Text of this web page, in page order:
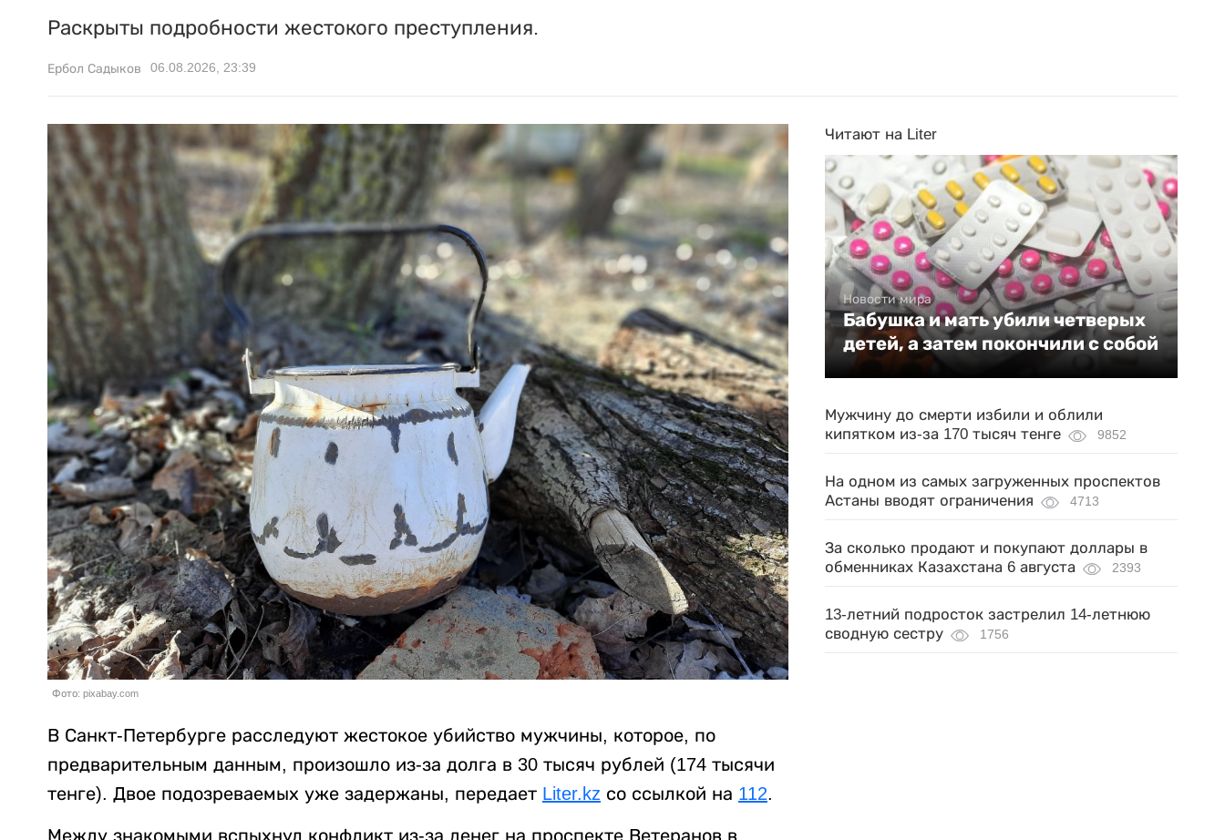
Раскрыты подробности жестокого преступления.
Ербол Садыков 06.08.2026, 23:39
Фото: pixabay.com
В Санкт-Петербурге расследуют жестокое убийство мужчины, которое, по
предварительным данным, произошло из-за долга в 30 тысяч рублей (174 тысячи
тенге). Двое подозреваемых уже задержаны, передает Liter.kz со ссылкой на 112.
Между знакомыми вспыхнул конфликт из-за денег на проспекте Ветеранов в
Читают на Liter
Новости мира
Бабушка и мать убили четверых
детей, а затем покончили с собой
Мужчину до смерти избили и облили
кипятком из-за 170 тысяч тенге
9852
На одном из самых загруженных проспектов
Астаны вводят ограничения
4713
За сколько продают и покупают доллары в
обменниках Казахстана 6 августа
2393
13-летний подросток застрелил 14-летнюю
сводную сестру
1756